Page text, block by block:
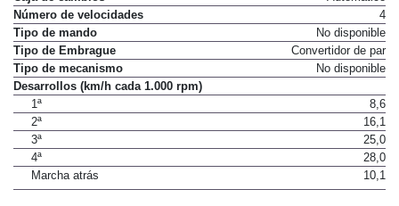
Número de velocidades
4
Tipo de mando
No disponible
Tipo de Embrague
Convertidor de par
Tipo de mecanismo
No disponible
Desarrollos (km/h cada 1.000 rpm)
1ª
8,6
2ª
16,1
3ª
25,0
4ª
28,0
Marcha atrás
10,1